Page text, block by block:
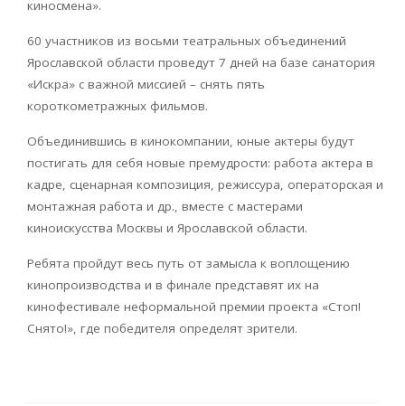
киносмена».
60 участников из восьми театральных объединений
Ярославской области проведут 7 дней на базе санатория
«Искра» с важной миссией – снять пять
короткометражных фильмов.
Объединившись в кинокомпании, юные актеры будут
постигать для себя новые премудрости: работа актера в
кадре, сценарная композиция, режиссура, операторская и
монтажная работа и др., вместе с мастерами
киноискусства Москвы и Ярославской области.
Ребята пройдут весь путь от замысла к воплощению
кинопроизводства и в финале представят их на
кинофестивале неформальной премии проекта «Стоп!
Снято!», где победителя определят зрители.